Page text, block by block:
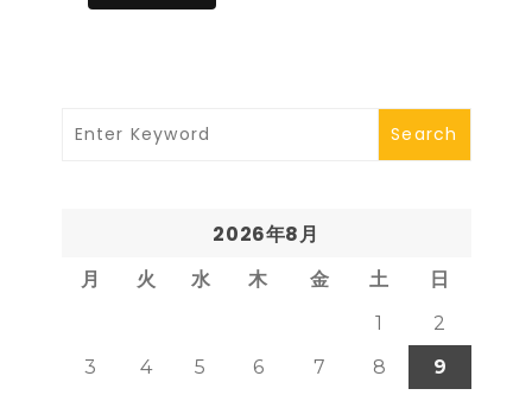
2026年8月
月 火 水 木 金 土
日
1
2
3
4 5 6 7 8
9